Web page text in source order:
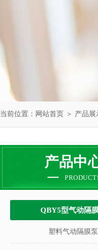
当前位置： 网站首页 ＞ 产品展
产品中
QBY5型气动隔
塑料气动隔膜泵